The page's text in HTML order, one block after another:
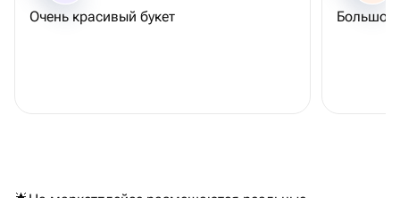
Очень красивый букет Большое